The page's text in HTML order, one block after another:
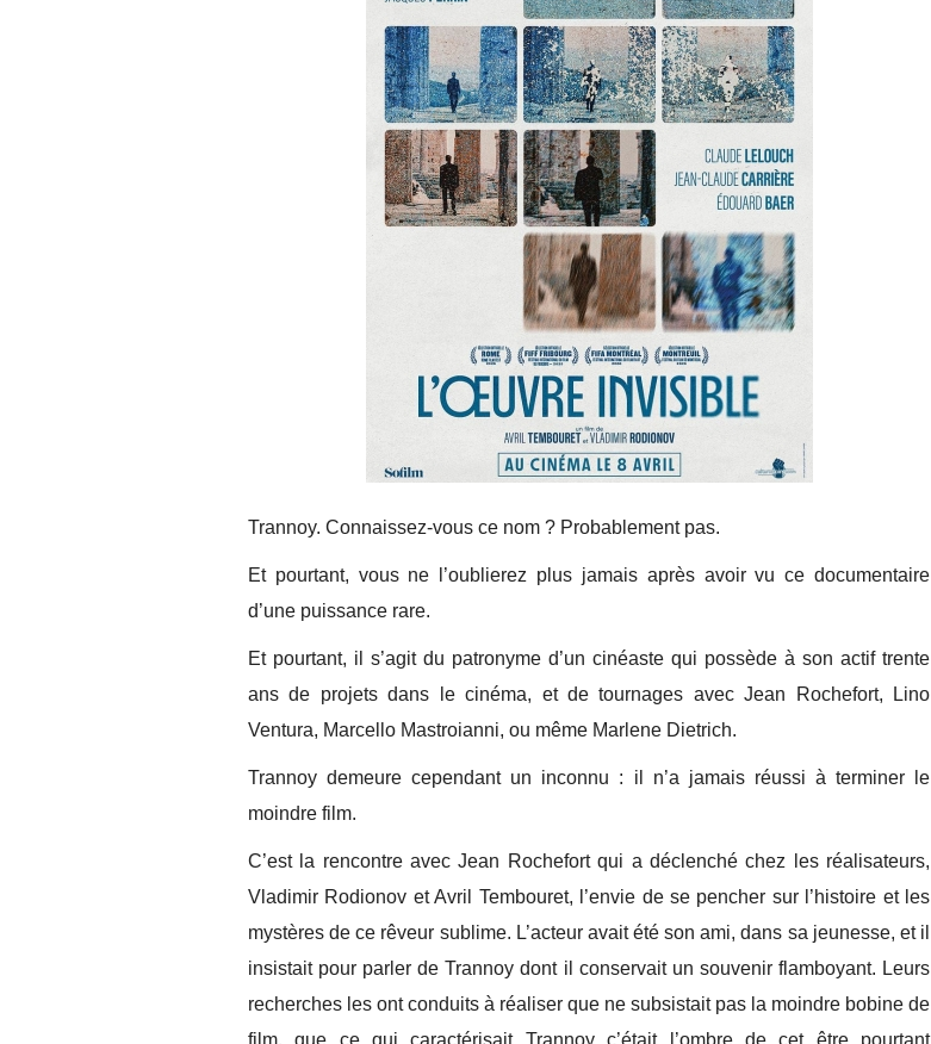
Trannoy. Connaissez-vous ce nom ? Probablement pas.
Et pourtant, vous ne l’oublierez plus jamais après avoir vu ce documentaire
d’une puissance rare.
Et pourtant, il s’agit du patronyme d’un cinéaste qui possède à son actif trente
ans de projets dans le cinéma, et de tournages avec Jean Rochefort, Lino
Ventura, Marcello Mastroianni, ou même Marlene Dietrich.
Trannoy demeure cependant un inconnu : il n’a jamais réussi à terminer le
moindre film.
C’est la rencontre avec Jean Rochefort qui a déclenché chez les réalisateurs,
Vladimir Rodionov et Avril Tembouret, l’envie de se pencher sur l’histoire et les
mystères de ce rêveur sublime. L’acteur avait été son ami, dans sa jeunesse, et il
insistait pour parler de Trannoy dont il conservait un souvenir flamboyant. Leurs
recherches les ont conduits à réaliser que ne subsistait pas la moindre bobine de